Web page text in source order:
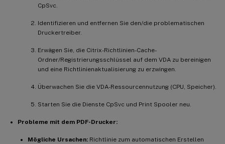
CpSvc.
Identifizieren und entfernen Sie den/die problematischen
Druckertreiber.
Erwägen Sie, die Citrix-Richtlinien-Cache-
Ordner/Registrierungsschlüssel auf dem VDA zu bereinigen
und eine Richtlinienaktualisierung zu erzwingen.
Überwachen Sie die VDA-Ressourcennutzung (CPU, Speicher).
Starten Sie die Dienste CpSvc und Print Spooler neu.
Probleme mit dem PDF-Drucker:
Mögliche Ursachen: Richtlinie zum automatischen Erstellen